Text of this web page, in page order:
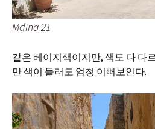
Mdina 21
같은 베이지색이지만, 색도 다 다
만 색이 들러도 엄청 이뻐보인다.